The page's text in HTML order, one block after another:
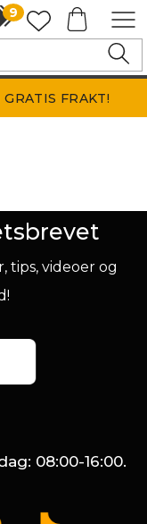
9
FRAKT!
tips, videoer og
08:00-16:00.